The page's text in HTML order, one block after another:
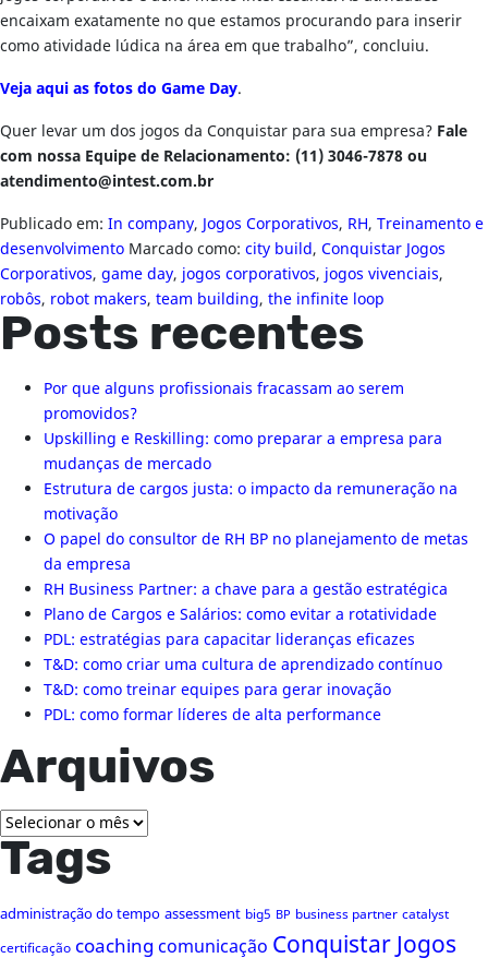
encaixam exatamente no que estamos procurando para inserir
como atividade lúdica na área em que trabalho”, concluiu.
Veja aqui as fotos do Game Day.
Quer levar um dos jogos da Conquistar para sua empresa? Fale
com nossa Equipe de Relacionamento: (11) 3046-7878 ou
atendimento@intest.com.br
Publicado em: In company, Jogos Corporativos, RH, Treinamento e
desenvolvimento Marcado como: city build, Conquistar Jogos
Corporativos, game day, jogos corporativos, jogos vivenciais,
robôs, robot makers, team building, the infinite loop
Posts recentes
Por que alguns profissionais fracassam ao serem
promovidos?
Upskilling e Reskilling: como preparar a empresa para
mudanças de mercado
Estrutura de cargos justa: o impacto da remuneração na
motivação
O papel do consultor de RH BP no planejamento de metas
da empresa
RH Business Partner: a chave para a gestão estratégica
Plano de Cargos e Salários: como evitar a rotatividade
PDL: estratégias para capacitar lideranças eficazes
T&D: como criar uma cultura de aprendizado contínuo
T&D: como treinar equipes para gerar inovação
PDL: como formar líderes de alta performance
Arquivos
Arquivos
Tags
administração do tempo assessment big5 BP business partner catalyst
certificação coaching comunicação Conquistar Jogos